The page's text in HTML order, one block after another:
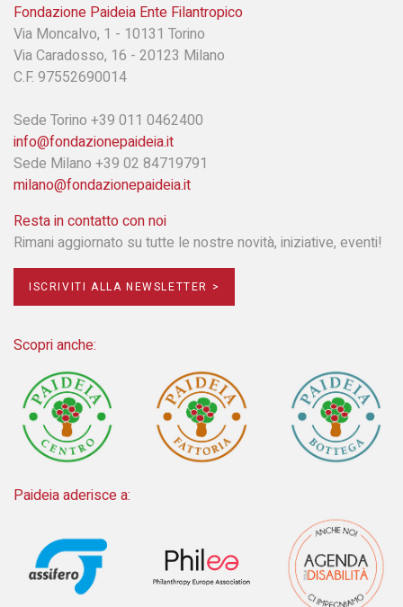
Fondazione Paideia Ente Filantropico
Via Moncalvo, 1 - 10131 Torino
Via Caradosso, 16 - 20123 Milano
C.F. 97552690014
Sede Torino +39 011 0462400
info@fondazionepaideia.it
Sede Milano +39 02 84719791
milano@fondazionepaideia.it
Resta in contatto con noi
Rimani aggiornato su tutte le nostre novità, iniziative, eventi!
ISCRIVITI ALLA NEWSLETTER >
Scopri anche:
Paideia aderisce a: